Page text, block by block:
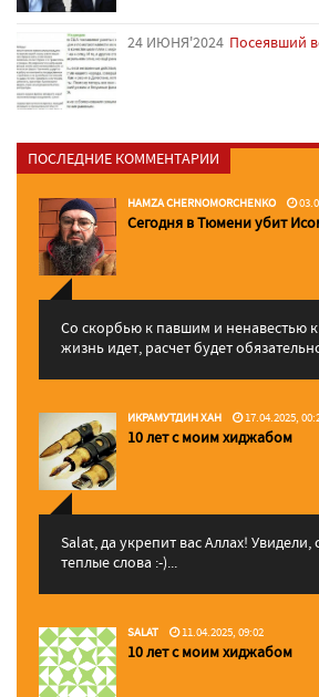
24 ИЮНЯ'2024 Посеявший
ПОСЛЕДНИЕ КОММЕНТАРИИ
HAMZA CHERNOMORCHENKO
Сегодня в Тюмени убит
Со скорбью к павшим и ненавестью
жизнь идет, расчет будет
ИКРАМУТДИН ХАН 17.04.2025,
10 лет с моим хиджабом
Salat, да укрепит вас Аллаx! Увидели,
теплые слова :-)...
SALAT 11.04.2025, 09:02
10 лет с моим хиджабом